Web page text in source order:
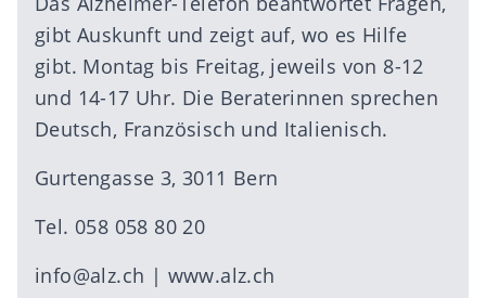
gibt Auskunft und zeigt auf, wo es Hilfe
gibt. Montag bis Freitag, jeweils von 8-12
und 14-17 Uhr. Die Beraterinnen sprechen
Deutsch, Französisch und Italienisch.
Gurtengasse 3, 3011 Bern
Tel. 058 058 80 20
info@alz.ch | www.alz.ch